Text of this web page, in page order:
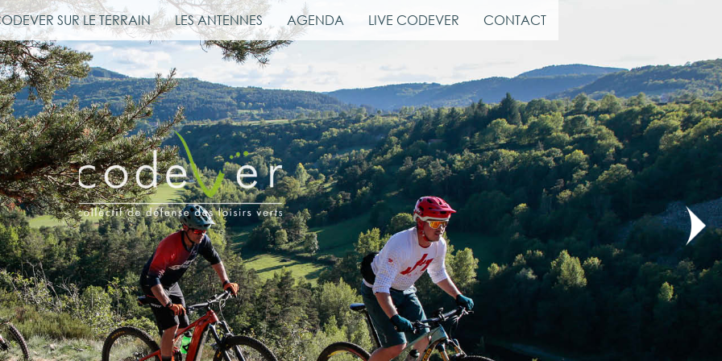
SUR LE TERRAIN LES ANTENNES AGENDA LIVE CODEVER CONTACT